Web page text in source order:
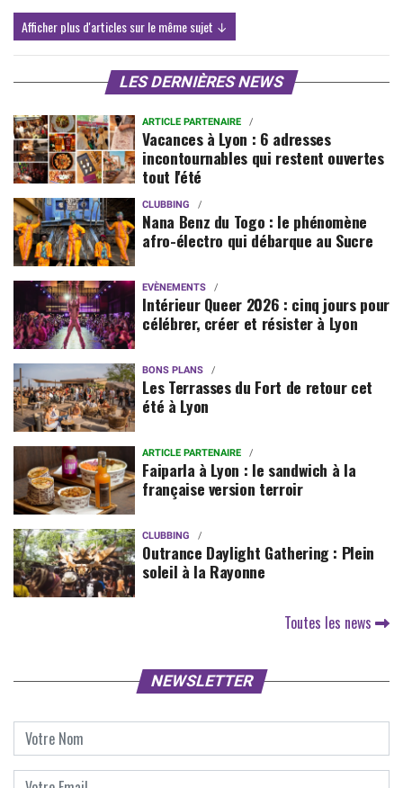
Afficher plus d'articles sur le même sujet ↓
LES DERNIÈRES NEWS
ARTICLE PARTENAIRE
Vacances à Lyon : 6 adresses
incontournables qui restent ouvertes
tout l'été
CLUBBING
Nana Benz du Togo : le phénomène
afro-électro qui débarque au Sucre
EVÈNEMENTS
Intérieur Queer 2026 : cinq jours pour
célébrer, créer et résister à Lyon
BONS PLANS
Les Terrasses du Fort de retour cet
été à Lyon
ARTICLE PARTENAIRE
Faiparla à Lyon : le sandwich à la
française version terroir
CLUBBING
Outrance Daylight Gathering : Plein
soleil à la Rayonne
Toutes les news
NEWSLETTER